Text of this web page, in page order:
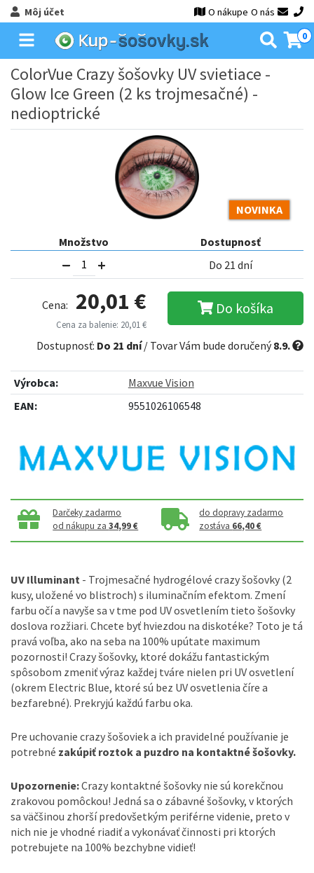
Môj účet O nákupe O nás
0
ColorVue Crazy šošovky UV svietiace -
Glow Ice Green (2 ks trojmesačné) -
nedioptrické
NOVINKA
Množstvo
Dostupnosť
Do 21 dní
Cena: 20,01 €
Cena za balenie: 20,01 €
Do košíka
Dostupnosť: Do 21 dní/ Tovar Vám bude doručený8.9.
Výrobca:
Maxvue Vision
EAN:
9551026106548
Darčeky zadarmo
od nákupu za34,99 €
do dopravy zadarmo
zostáva 66,40 €
UV Illuminant - Trojmesačné hydrogélové crazy šošovky (2
kusy, uložené vo blistroch) s iluminačním efektom. Zmení
farbu očí a navyše sa v tme pod UV osvetlením tieto šošovky
doslova rozžiari. Chcete byť hviezdou na diskotéke? Toto je tá
pravá voľba, ako na seba na 100% upútate maximum
pozornosti! Crazy šošovky, ktoré dokážu fantastickým
spôsobom zmeniť výraz každej tváre nielen pri UV osvetlení
(okrem Electric Blue, ktoré sú bez UV osvetlenia číre a
bezfarebné). Prekryjú každú farbu oka.
Pre uchovanie crazy šošoviek a ich pravidelné používanie je
potrebné zakúpiť roztok a puzdro na kontaktné šošovky.
Upozornenie:Crazy kontaktné šošovky nie sú korekčnou
zrakovou pomôckou! Jedná sa o zábavné šošovky, v ktorých
sa väčšinou zhorší predovšetkým periférne videnie, preto v
nich nie je vhodné riadiť a vykonávať činnosti pri ktorých
potrebujete na 100% bezchybne vidieť!